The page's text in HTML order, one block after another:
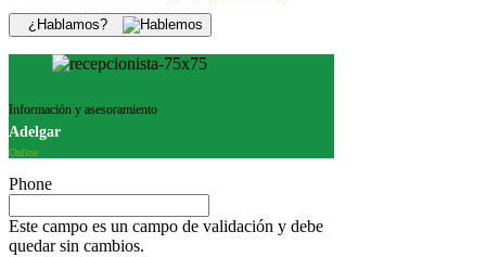
¿Hablamos?
Información y asesoramiento
Adelgar
Online
Phone
Este campo es un campo de validación y debe
quedar sin cambios.